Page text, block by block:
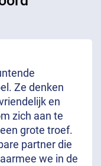
Ze denken
en
zich aan te
grote troef.
partner die
we in de